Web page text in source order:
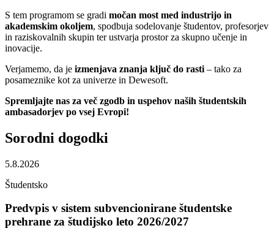
S tem programom se gradi močan most med industrijo in
akademskim okoljem, spodbuja sodelovanje študentov, profesorjev
in raziskovalnih skupin ter ustvarja prostor za skupno učenje in
inovacije.
Verjamemo, da je izmenjava znanja ključ do rasti – tako za
posameznike kot za univerze in Dewesoft.
Spremljajte nas za več zgodb in uspehov naših študentskih
ambasadorjev po vsej Evropi!
Sorodni dogodki
5.8.2026
Študentsko
Predvpis v sistem subvencionirane študentske
prehrane za študijsko leto 2026/2027